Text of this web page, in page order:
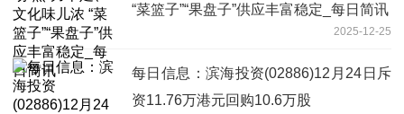
“菜篮子”“果盘子”供应丰富稳定_每日简讯
2025-12-25
每日信息：滨海投资(02886)12月24日斥
资11.76万港元回购10.6万股